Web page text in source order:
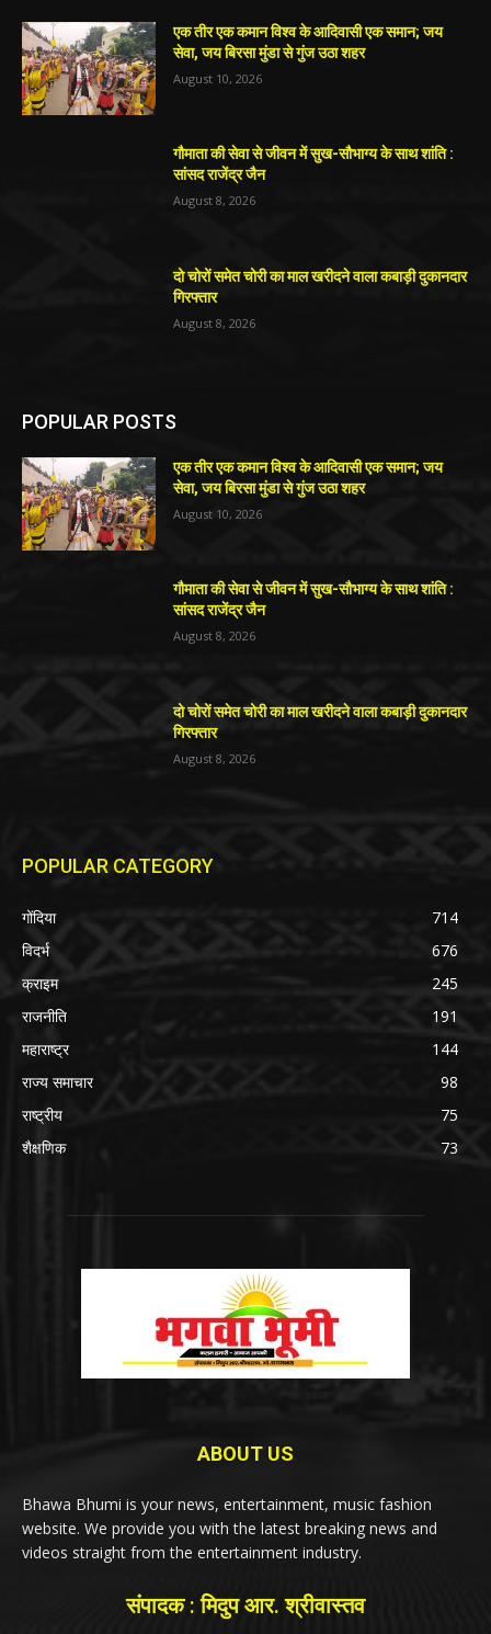
एक तीर एक कमान विश्व के आदिवासी एक समान; जय
सेवा, जय बिरसा मुंडा से गुंज उठा शहर
August 10, 2026
गौमाता की सेवा से जीवन में सुख-सौभाग्य के साथ शांति :
सांसद राजेंद्र जैन
August 8, 2026
दो चोरों समेत चोरी का माल खरीदने वाला कबाड़ी दुकानदार
गिरफ्तार
August 8, 2026
POPULAR POSTS
एक तीर एक कमान विश्व के आदिवासी एक समान; जय
सेवा, जय बिरसा मुंडा से गुंज उठा शहर
August 10, 2026
गौमाता की सेवा से जीवन में सुख-सौभाग्य के साथ शांति :
सांसद राजेंद्र जैन
August 8, 2026
दो चोरों समेत चोरी का माल खरीदने वाला कबाड़ी दुकानदार
गिरफ्तार
August 8, 2026
POPULAR CATEGORY
गोंदिया
714
विदर्भ
676
क्राइम
245
राजनीति
191
महाराष्ट्र
144
राज्य समाचार
98
राष्ट्रीय
75
शैक्षणिक
73
ABOUT US
Bhawa Bhumi is your news, entertainment, music fashion
website. We provide you with the latest breaking news and
videos straight from the entertainment industry.
संपादक : मिदुप आर. श्रीवास्तव